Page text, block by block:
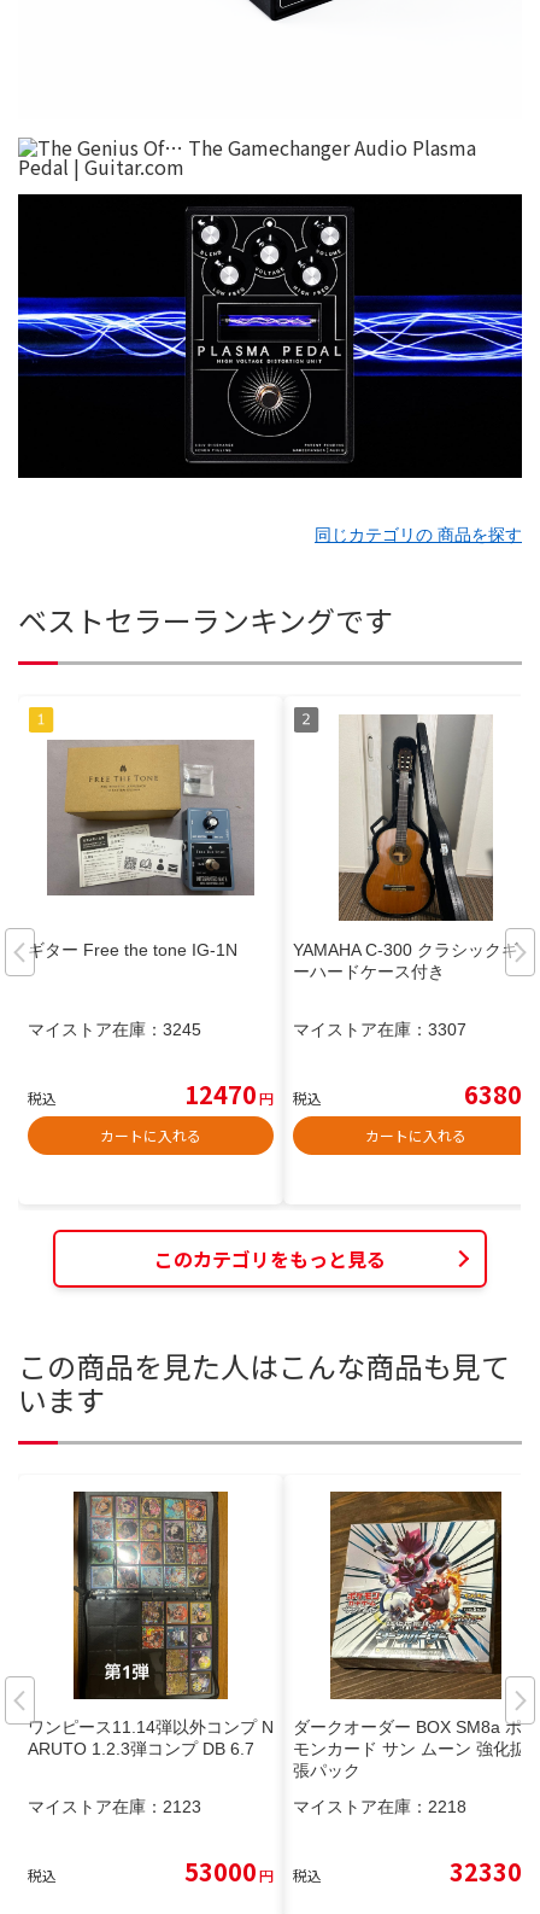
同じカテゴリの 商品を探す
ベストセラーランキングです
ギター Free the tone IG-1N
マイストア在庫： 3245
税込 12470円
カートに入れる
YAMAHA C-300 クラシックギタ
ーハードケース付き
マイストア在庫： 3307
税込 6380
カートに入れる
このカテゴリをもっと見る
この商品を見た人はこんな商品も見て
います
ワンピース11.14弾以外コンプ N
ARUTO 1.2.3弾コンプ DB 6.7
マイストア在庫： 2123
税込 53000円
ダークオーダー BOX SM8a ポケ
モンカード サン ムーン 強化拡
張パック
マイストア在庫： 2218
税込 32330